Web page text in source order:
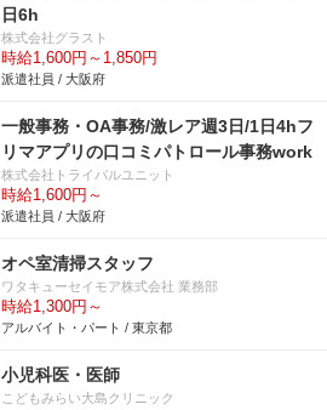
日6h
株式会社グラスト
時給1,600円～1,850円
派遣社員 / 大阪府
一般事務・OA事務/激レア週3日/1日4hフ
リマアプリの口コミパトロール事務work
株式会社トライバルユニット
時給1,600円～
派遣社員 / 大阪府
オペ室清掃スタッフ
ワタキューセイモア株式会社 業務部
時給1,300円～
アルバイト・パート / 東京都
小児科医・医師
こどもみらい大島クリニック